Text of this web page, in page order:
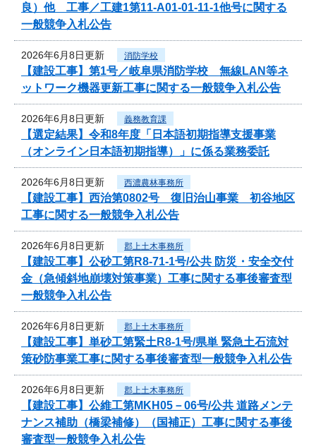
良）他 工事／工建1第11-A01-01-11-1他号に関する
一般競争入札公告
2026年6月8日更新 消防学校
【建設工事】第1号／岐阜県消防学校 無線LAN等ネ
ットワーク機器更新工事に関する一般競争入札公告
2026年6月8日更新 義務教育課
【選定結果】令和8年度「日本語初期指導支援事業
（オンライン日本語初期指導）」に係る業務委託
2026年6月8日更新 西濃農林事務所
【建設工事】西治第0802号 復旧治山事業 初谷地区
工事に関する一般競争入札公告
2026年6月8日更新 郡上土木事務所
【建設工事】公砂工第R8-71-1号/公共 防災・安全交付
金（急傾斜地崩壊対策事業）工事に関する事後審査型
一般競争入札公告
2026年6月8日更新 郡上土木事務所
【建設工事】単砂工第緊土R8-1号/県単 緊急土石流対
策砂防事業工事に関する事後審査型一般競争入札公告
2026年6月8日更新 郡上土木事務所
【建設工事】公維工第MKH05－06号/公共 道路メンテ
ナンス補助（橋梁補修）（国補正）工事に関する事後
審査型一般競争入札公告